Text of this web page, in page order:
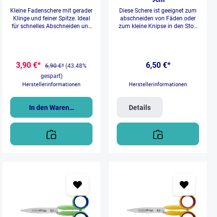
Kleine Fadenschere mit gerader
Klinge und feiner Spitze. Ideal
für schnelles Abschneiden und
Verringerung der Ermüdung der
Hände. Taschenfreundlich mit
Schutzkappe und
Fangriemenöse. In drei Farben
erhältlich: Türkis, Orange oder
Babyblau
3,90 €* 6,90 €* (43.48%
gespart)
Herstellerinformationen
In den Warenkorb
Diese Schere ist geeignet zum
abschneiden von Fäden oder
zum kleine Knipse in den Stoff
6,50 €*
Herstellerinformationen
Details